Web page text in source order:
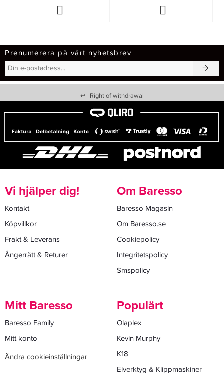
Prenumerera på vårt nyhetsbrev
↩ Right of withdrawal
Vi hjälper dig!
Kontakt
Köpvillkor
Frakt & Leverans
Ångerrätt & Returer
Om Baresso
Baresso Magasin
Om Baresso.se
Cookiepolicy
Integritetspolicy
Smspolicy
Mitt Baresso
Baresso Family
Mitt konto
Ändra cookieinställningar
Populärt
Olaplex
Kevin Murphy
K18
Elverktyg & Klippmaskiner